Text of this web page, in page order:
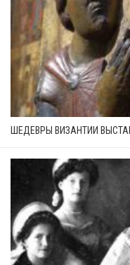
ШЕДЕВРЫ ВИЗАНТИИ